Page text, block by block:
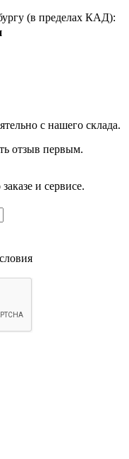
(в пределах КАД):
с нашего склада.
отзыв первым.
и сервисе.